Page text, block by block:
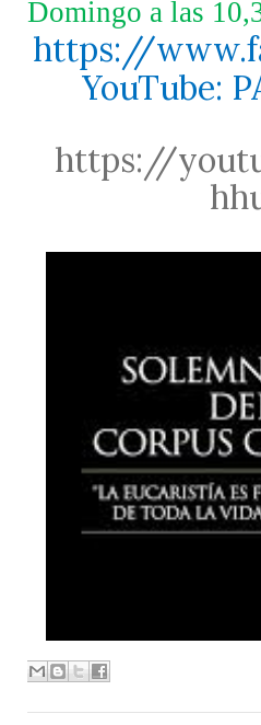
Domingo a las
https://
YouTube:
https://